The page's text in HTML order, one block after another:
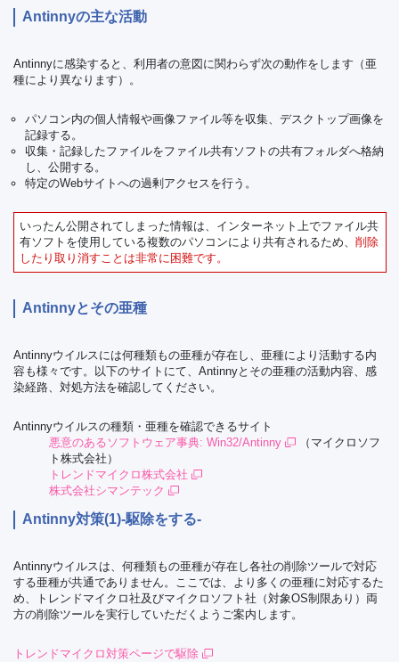
Antinnyの主な活動
Antinnyに感染すると、利用者の意図に関わらず次の動作をします（亜
種により異なります）。
パソコン内の個人情報や画像ファイル等を収集、デスクトップ画像を
記録する。
収集・記録したファイルをファイル共有ソフトの共有フォルダへ格納
し、公開する。
特定のWebサイトへの過剰アクセスを行う。
いったん公開されてしまった情報は、インターネット上でファイル共
有ソフトを使用している複数のパソコンにより共有されるため、 削除
したり取り消すことは非常に困難です。
Antinnyとその亜種
Antinnyウイルスには何種類もの亜種が存在し、亜種により活動する内
容も様々です。以下のサイトにて、Antinnyとその亜種の活動内容、感
染経路、対処方法を確認してください。
Antinnyウイルスの種類・亜種を確認できるサイト
悪意のあるソフトウェア事典: Win32/Antinny
（マイクロソフ
ト株式会社）
トレンドマイクロ株式会社
株式会社シマンテック
Antinny対策(1)-駆除をする-
Antinnyウイルスは、何種類もの亜種が存在し各社の削除ツールで対応
する亜種が共通でありません。ここでは、より多くの亜種に対応するた
め、トレンドマイクロ社及びマイクロソフト社（対象OS制限あり）両
方の削除ツールを実行していただくようご案内します。
トレンドマイクロ対策ページで駆除